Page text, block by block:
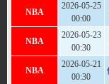
NBA
2026-05-25
00:00
NBA
2026-05-23
00:30
NBA
2026-05-21
00:30